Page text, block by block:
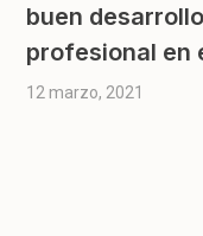
buen
profesional en
12 marzo, 2021